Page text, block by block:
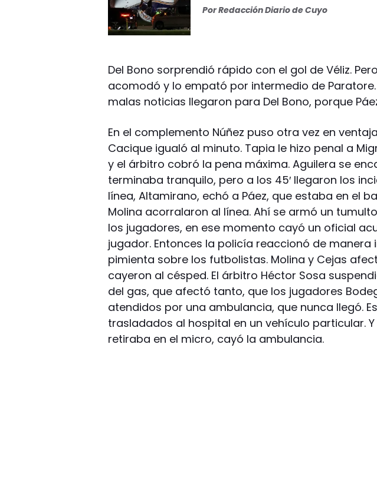
PorRedacción Diario de Cuyo
Del Bono sorprendió rápido con el gol de Véliz.
acomodó y lo empató por intermedio de
malas noticias llegaron para Del Bono, porque
En el complemento Núñez puso otra vez en
Cacique igualó al minuto. Tapia le hizo penal a
y el árbitro cobró la pena máxima. Aguilera se
terminaba tranquilo, pero a los 45′ llegaron los
línea, Altamirano, echó a Páez, que estaba en el
Molina acorralaron al línea. Ahí se armó un
los jugadores, en ese momento cayó un oficial
jugador. Entonces la policía reaccionó de manera
pimienta sobre los futbolistas. Molina y Cejas
cayeron al césped. El árbitro Héctor Sosa
del gas, que afectó tanto, que los jugadores
atendidos por una ambulancia, que nunca llegó.
trasladados al hospital en un vehículo particular.
retiraba en el micro, cayó la ambulancia.